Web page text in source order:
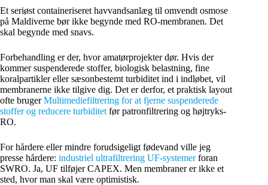
Et seriøst containeriseret havvandsanlæg til omvendt osmose
på Maldiverne bør ikke begynde med RO-membranen. Det
skal begynde med snavs.
Forbehandling er der, hvor amatørprojekter dør. Hvis der
kommer suspenderede stoffer, biologisk belastning, fine
koralpartikler eller sæsonbestemt turbiditet ind i indløbet, vil
membranerne ikke tilgive dig. Det er derfor, et praktisk layout
ofte brugerMultimediefiltrering for at fjerne suspenderede
stoffer og reducere turbiditet før patronfiltrering og højtryks-
RO.
For hårdere eller mindre forudsigeligt fødevand ville jeg
presse hårdere: industriel ultrafiltrering UF-systemerforan
SWRO. Ja, UF tilføjer CAPEX. Men membraner er ikke et
sted, hvor man skal være optimistisk.